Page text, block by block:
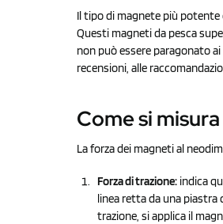
Il tipo di magnete più potente
Questi magneti da pesca
non può essere paragonato
recensioni, alle
Come si
La forza dei magneti al
Forza di trazione: indica
linea retta da una piastra
trazione, si applica il